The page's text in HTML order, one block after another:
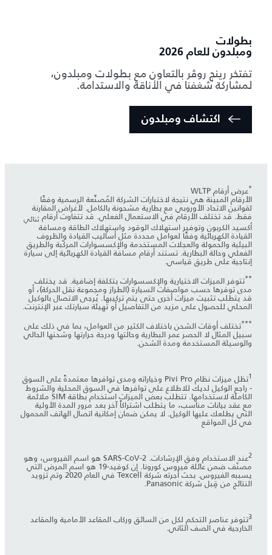
بطولات
ومبلدون للعام 2026
تفتخر رينج روڤر بالتعاون مع بطولات ومبلدون،
لمشاركة شغفنا في الأناقة والاستدامة.
اكتشاف ومبلدون
*عرض أرقام WLTP
الأرقام المبينة هي نتيجة لاختبارات الشركة المُصنِّعة الرسمية وفقًا
لقوانين الاتحاد الأوروبي مع بطارية مشحونة بالكامل. لأغراض المقارنة
فقط. قد تختلف الأرقام في الاستعمال الفعلي. قد تتفاوت أرقام ثنائي
أكسيد الكربون وتوفير استهلاك الوقود واستهلاك الطاقة ومسافة
القيادة الكهربائية وفقًا لعوامل محددة مثل أساليب القيادة والظروف
البيئية والحمولة والعجلات المستخدمة والإكسسوارات المركّبة والطريق
الفعلي وحالة البطارية. تستند أرقام مسافة القيادة الكهربائية إلى سيارة
إنتاجية على طريق قياسي.
**تتوفر الميزات الاختيارية والإكسسوارات بتكلفة إضافية. قد يختلف
مدى توفرها حسب مواصفات السيارة (الطراز ومجموعة نقل الحركة)، أو
قد يتطلب تثبيت ميزات أخرى حتى يتم تركيبها. يُرجى الاتصال بالوكيل
المحلي للحصول على مزيد من التفاصيل أو تهيئة سيارتك عبر الإنترنت.
***تختلف أوقات الشحن باختلاف الكثير من العوامل، بما في ذلك على
سبيل المثال لا الحصر عمر البطارية وحالتها ودرجة حرارتها وشحنها الحالي
والوسيلة المستخدمة ومدة الشحن.
1 تظل ميزات نظام Pivi Pro وخياراته ومدى توافرها معتمدةً على السوق
- راجع الوكيل لديك للاطلاع على توافرها في السوق المحلية والشروط
الكاملة لاستخدامها. تتطلب بعض الميزات استخدام بطاقة SIM ملائمة
مع عقد بيانات مناسب، ما يتطلب اشتراكاً آخر بعد مرور المدة الأولية
التي يطلعك عليها الوكيل. لا يمكن ضمان إمكانية اتصال الهاتف المحمول
في كل المواقع
2 عند الاستخدام وفق الإرشادات. SARS-CoV-2 هو اسم الفيروس، وهو
مصنّف ضمن عائلة فيروس كورونا. إن كوفيد-19 هو اسم المرض التي
يسببه الفيروس. بحث أجرته شركة Texcell في العام 2020 وتم تزويد
النتائج من قِبل شركة Panasonic.
3تتوفر عناصر التحكم لكل من السائق وركاب المقاعد الأمامية والمقاعد
الخارجية في الصف الثاني.